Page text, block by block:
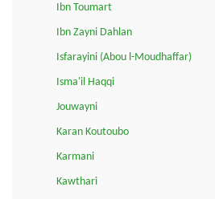
Ibn Toumart
Ibn Zayni Dahlan
Isfarayini (Abou l-Moudhaffar)
Isma'il Haqqi
Jouwayni
Karan Koutoubo
Karmani
Kawthari